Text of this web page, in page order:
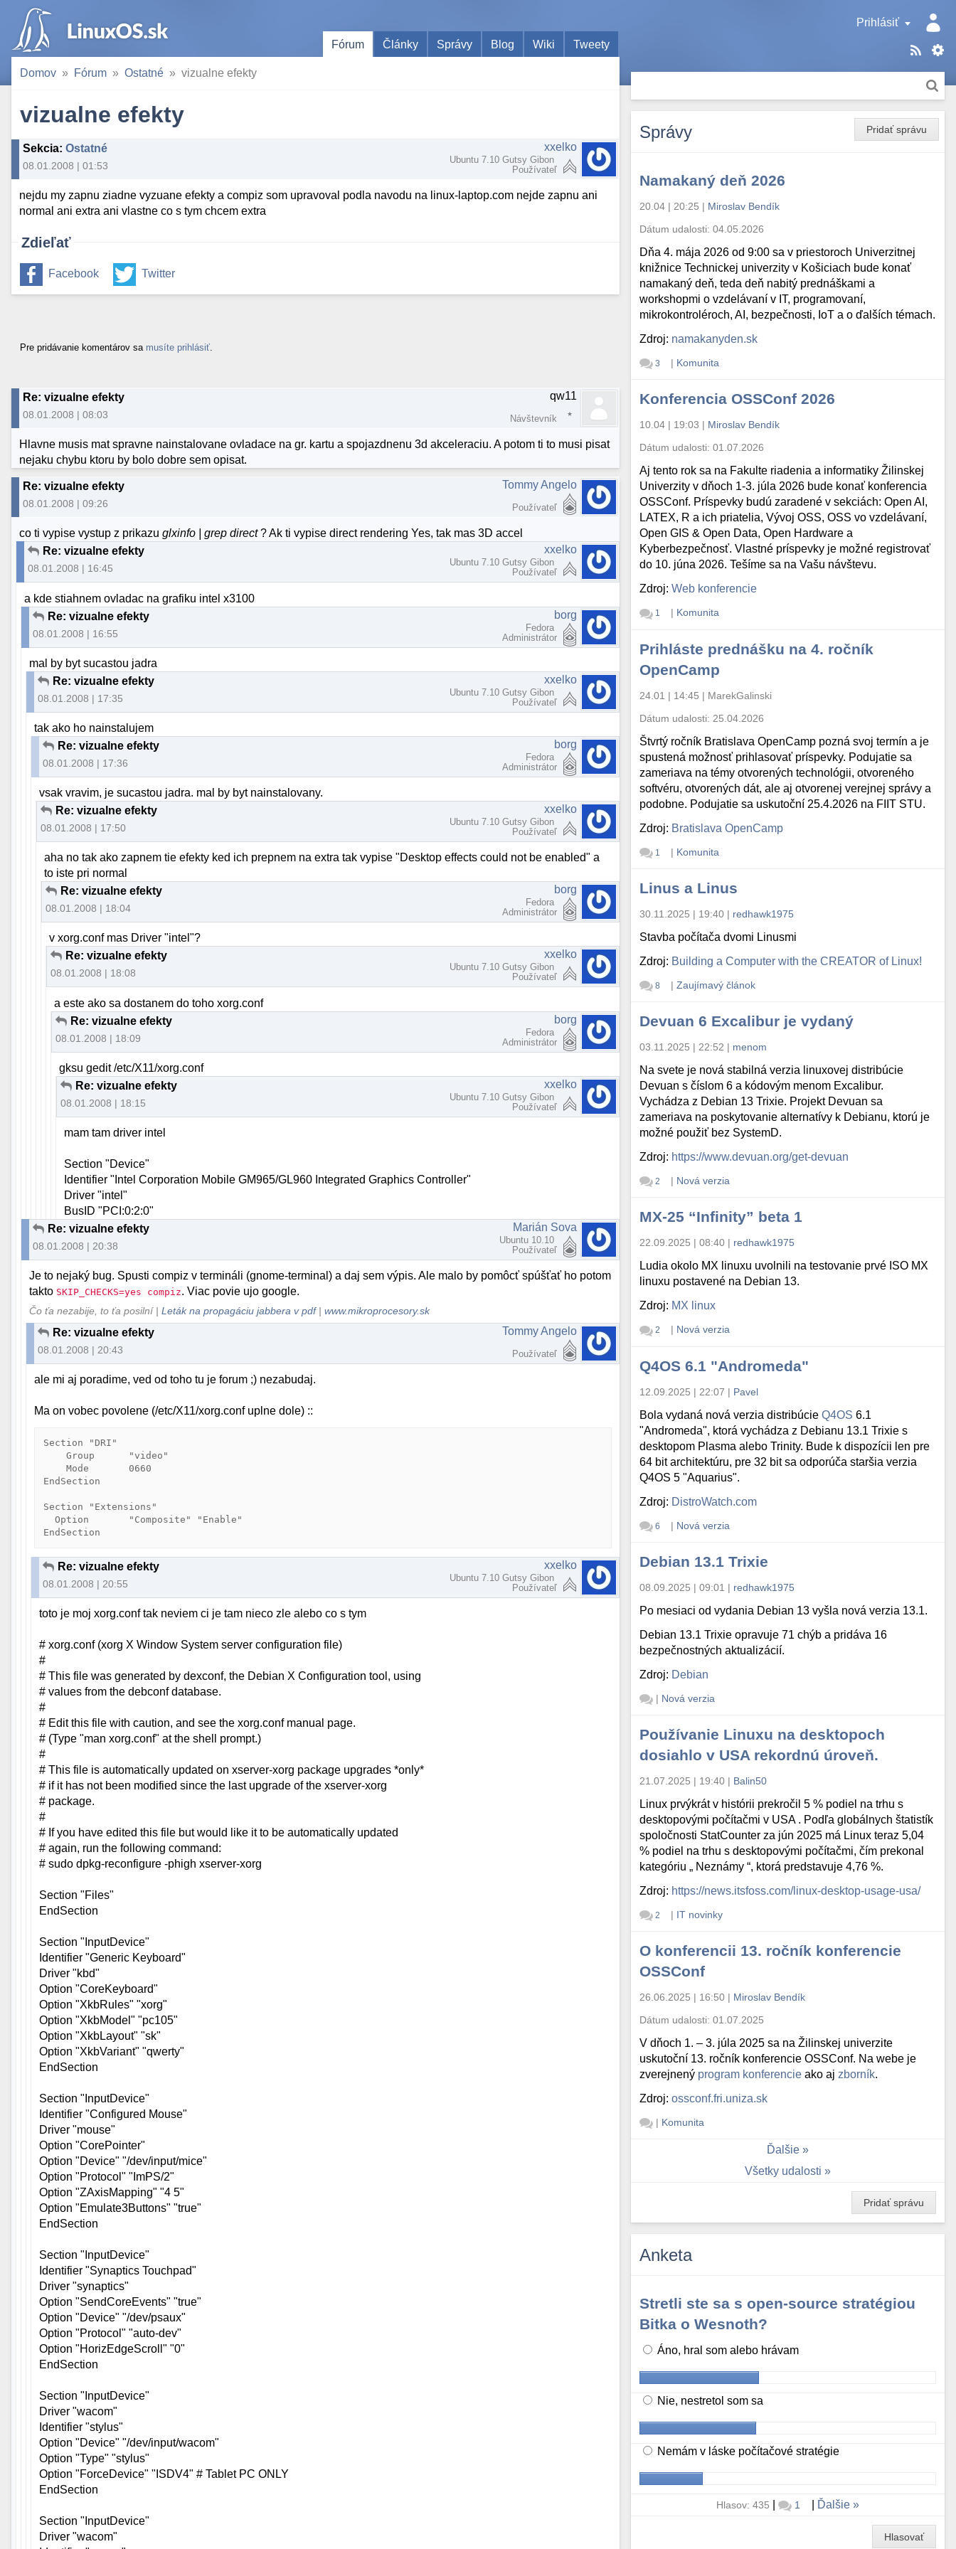
Prihlásiť
Fórum
Články Správy Blog Wiki Tweety
Domov Fórum Ostatné vizualne efekty
vizualne efekty
Sekcia: Ostatné
08.01.2008 | 01:53
xxelko
Ubuntu 7.10 Gutsy Gibon
Používateľ
nejdu my zapnu ziadne vyzuane efekty a compiz som upravoval podla navodu na linux-laptop.com nejde zapnu ani
normal ani extra ani vlastne co s tym chcem extra
Zdieľať
Facebook Twitter
Pre pridávanie komentárov sa musíte prihlásiť
Re: vizualne efekty
08.01.2008 | 08:03
qw11
Návštevník
Hlavne musis mat spravne nainstalovane ovladace na gr. kartu a spojazdnenu 3d akceleraciu. A potom ti to musi pisat
nejaku chybu ktoru by bolo dobre sem opisat.
Re: vizualne efekty
08.01.2008 | 09:26
Tommy Angelo
Používateľ
co ti vypise vystup z prikazuglxinfo | grep direct? Ak ti vypise direct rendering Yes, tak mas 3D accel
Re: vizualne efekty
08.01.2008 | 16:45
xxelko
Ubuntu 7.10 Gutsy Gibon
Používateľ
a kde stiahnem ovladac na grafiku intel x3100
Re: vizualne efekty
08.01.2008 | 16:55
borg
Fedora
Administrátor
mal by byt sucastou jadra
Re: vizualne efekty
08.01.2008 | 17:35
xxelko
Ubuntu 7.10 Gutsy Gibon
Používateľ
tak ako ho nainstalujem
Re: vizualne efekty
08.01.2008 | 17:36
borg
Fedora
Administrátor
vsak vravim, je sucastou jadra. mal by byt nainstalovany.
Re: vizualne efekty
08.01.2008 | 17:50
xxelko
Ubuntu 7.10 Gutsy Gibon
Používateľ
aha no tak ako zapnem tie efekty ked ich prepnem na extra tak vypise "Desktop effects could not be enabled" a
to iste pri normal
Re: vizualne efekty
08.01.2008 | 18:04
borg
Fedora
Administrátor
v xorg.conf mas Driver "intel"?
Re: vizualne efekty
08.01.2008 | 18:08
xxelko
Ubuntu 7.10 Gutsy Gibon
Používateľ
a este ako sa dostanem do toho xorg.conf
Re: vizualne efekty
08.01.2008 | 18:09
borg
Fedora
Administrátor
gksu gedit /etc/X11/xorg.conf
Re: vizualne efekty
08.01.2008 | 18:15
xxelko
Ubuntu 7.10 Gutsy Gibon
Používateľ
mam tam driver intel
Section "Device"
Identifier "Intel Corporation Mobile GM965/GL960 Integrated Graphics Controller"
Driver "intel"
BusID "PCI:0:2:0"
Re: vizualne efekty
08.01.2008 | 20:38
Marián Sova
Ubuntu 10.10
Používateľ
Je to nejaký bug. Spusti compiz v termináli (gnome-terminal) a daj sem výpis. Ale malo by pomôcť spúšťať ho potom
takto SKIP_CHECKS=yes compiz. Viac povie ujo google.
Čo ťa nezabije, to ťa posilní |Leták na propagáciu jabbera v pdf|www.mikroprocesory.sk
Re: vizualne efekty
08.01.2008 | 20:43
Tommy Angelo
Používateľ
ale mi aj poradime, ved od toho tu je forum ;) nezabudaj.
Ma on vobec povolene (/etc/X11/xorg.conf uplne dole) ::
Section "DRI"
    Group      "video"
    Mode       0660
EndSection
Section "Extensions"
  Option       "Composite" "Enable"
Re: vizualne efekty
08.01.2008 | 20:55
xxelko
Ubuntu 7.10 Gutsy Gibon
Používateľ
toto je moj xorg.conf tak neviem ci je tam nieco zle alebo co s tym
# xorg.conf (xorg X Window System server configuration file)
#
# This file was generated by dexconf, the Debian X Configuration tool, using
# values from the debconf database.
#
# Edit this file with caution, and see the xorg.conf manual page.
# (Type "man xorg.conf" at the shell prompt.)
#
# This file is automatically updated on xserver-xorg package upgrades *only*
# if it has not been modified since the last upgrade of the xserver-xorg
# package.
#
# If you have edited this file but would like it to be automatically updated
# again, run the following command:
# sudo dpkg-reconfigure -phigh xserver-xorg
Section "Files"
EndSection
Section "InputDevice"
Identifier "Generic Keyboard"
Driver "kbd"
Option "CoreKeyboard"
Option "XkbRules" "xorg"
Option "XkbModel" "pc105"
Option "XkbLayout" "sk"
Option "XkbVariant" "qwerty"
EndSection
Section "InputDevice"
Identifier "Configured Mouse"
Driver "mouse"
Option "CorePointer"
Option "Device" "/dev/input/mice"
Option "Protocol" "ImPS/2"
Option "ZAxisMapping" "4 5"
Option "Emulate3Buttons" "true"
EndSection
Section "InputDevice"
Identifier "Synaptics Touchpad"
Driver "synaptics"
Option "SendCoreEvents" "true"
Option "Device" "/dev/psaux"
Option "Protocol" "auto-dev"
Option "HorizEdgeScroll" "0"
EndSection
Section "InputDevice"
Driver "wacom"
Identifier "stylus"
Option "Device" "/dev/input/wacom"
Option "Type" "stylus"
Option "ForceDevice" "ISDV4" # Tablet PC ONLY
EndSection
Section "InputDevice"
Driver "wacom"
Pridať správu
Správy
Namakaný deň 2026
20.04 | 20:25 | Miroslav Bendík
Dátum udalosti:04.05.2026
Dňa 4. mája 2026 od 9:00 sa v priestoroch Univerzitnej
knižnice Technickej univerzity v Košiciach bude konať
namakaný deň, teda deň nabitý prednáškami a
workshopmi o vzdelávaní v IT, programovaní,
mikrokontroléroch, AI, bezpečnosti, IoT a o ďalších témach.
Zdroj: namakanyden.sk
3 | Komunita
Konferencia OSSConf 2026
10.04 | 19:03 | Miroslav Bendík
Dátum udalosti:01.07.2026
Aj tento rok sa na Fakulte riadenia a informatiky Žilinskej
Univerzity v dňoch 1-3. júla 2026 bude konať konferencia
OSSConf. Príspevky budú zaradené v sekciách: Open AI,
LATEX, R a ich priatelia, Vývoj OSS, OSS vo vzdelávaní,
Open GIS & Open Data, Open Hardware a
Kyberbezpečnosť. Vlastné príspevky je možné registrovať
do 10. júna 2026. Tešíme sa na Vašu návštevu.
Zdroj:Web konferencie
1 | Komunita
Prihláste prednášku na 4. ročník
OpenCamp
24.01 | 14:45 | MarekGalinski
Dátum udalosti: 25.04.2026
Štvrtý ročník Bratislava OpenCamp pozná svoj termín a je
spustená možnosť prihlasovať príspevky. Podujatie sa
zameriava na témy otvorených technológii, otvoreného
softvéru, otvorených dát, ale aj otvorenej verejnej správy a
podobne. Podujatie sa uskutoční 25.4.2026 na FIIT STU.
Zdroj: Bratislava OpenCamp
1 | Komunita
Linus a Linus
30.11.2025 | 19:40 | redhawk1975
Stavba počítača dvomi Linusmi
Zdroj: Building a Computer with the CREATOR of Linux!
8 | Zaujímavý článok
Devuan 6 Excalibur je vydaný
03.11.2025 | 22:52 | menom
Na svete je nová stabilná verzia linuxovej distribúcie
Devuan s číslom 6 a kódovým menom Excalibur.
Vychádza z Debian 13 Trixie. Projekt Devuan sa
zameriava na poskytovanie alternatívy k Debianu, ktorú je
možné použiť bez SystemD.
Zdroj: https://www.devuan.org/get-devuan
2 | Nová verzia
MX-25 “Infinity” beta 1
22.09.2025 | 08:40 | redhawk1975
Ludia okolo MX linuxu uvolnili na testovanie prvé ISO MX
linuxu postavené na Debian 13.
Zdroj: MX linux
2 | Nová verzia
Q4OS 6.1 "Andromeda"
12.09.2025 | 22:07 | Pavel
Bola vydaná nová verzia distribúcieQ4OS 6.1
"Andromeda", ktorá vychádza z Debianu 13.1 Trixie s
desktopom Plasma alebo Trinity. Bude k dispozícii len pre
64 bit architektúru, pre 32 bit sa odporúča staršia verzia
Q4OS 5 "Aquarius".
Zdroj: DistroWatch.com
6 | Nová verzia
Debian 13.1 Trixie
08.09.2025 | 09:01 | redhawk1975
Po mesiaci od vydania Debian 13 vyšla nová verzia 13.1.
Debian 13.1 Trixie opravuje 71 chýb a pridáva 16
bezpečnostných aktualizácií.
Zdroj: Debian
| Nová verzia
Používanie Linuxu na desktopoch
dosiahlo v USA rekordnú úroveň.
21.07.2025 | 19:40 | Balin50
Linux prvýkrát v histórii prekročil 5 % podiel na trhu s
desktopovými počítačmi v USA . Podľa globálnych štatistík
spoločnosti StatCounter za jún 2025 má Linux teraz 5,04
% podiel na trhu s desktopovými počítačmi, čím prekonal
kategóriu „ Neznámy “, ktorá predstavuje 4,76 %.
Zdroj: https://news.itsfoss.com/linux-desktop-usage-usa/
2 | IT novinky
O konferencii 13. ročník konferencie
OSSConf
26.06.2025 | 16:50 | Miroslav Bendík
Dátum udalosti:01.07.2025
V dňoch 1. – 3. júla 2025 sa na Žilinskej univerzite
uskutoční 13. ročník konferencie OSSConf. Na webe je
zverejnený program konferencie ako aj zborník.
Zdroj:ossconf.fri.uniza.sk
| Komunita
Ďalšie
Všetky udalosti
Pridať správu
Anketa
Stretli ste sa s open-source stratégiou
Bitka o Wesnoth?
Áno, hral som alebo hrávam
Nie, nestretol som sa
Nemám v láske počítačové stratégie
Hlasov: 435 | 1 Ďalšie
Hlasovať